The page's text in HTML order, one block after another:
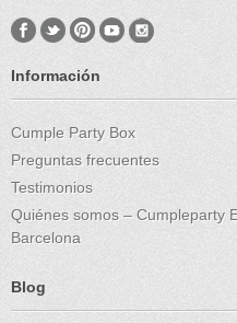
Información
Cumple Party Box
Preguntas frecuentes
Testimonios
Quiénes somos – Cumpleparty
Barcelona
Blog